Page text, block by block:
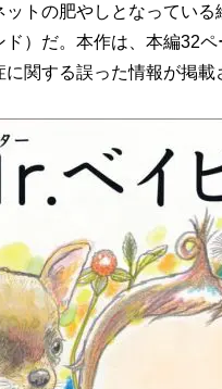
トの肥やしとなってい
）だ。本作は、本編32
関する誤った情報が掲載